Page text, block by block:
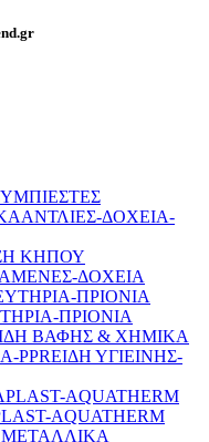
ΑΝΤΛΙΕΣ-ΔΟΧΕΙΑ-
ΚΗΠΟΥ
ΔΟΧΕΙΑ
ΠΡΙΟΝΙΑ
ΒΑΦΗΣ & ΧΗΜΙΚΑ
ΕΙΔΗ ΥΓΙΕΙΝΗΣ-
AQUATHERM